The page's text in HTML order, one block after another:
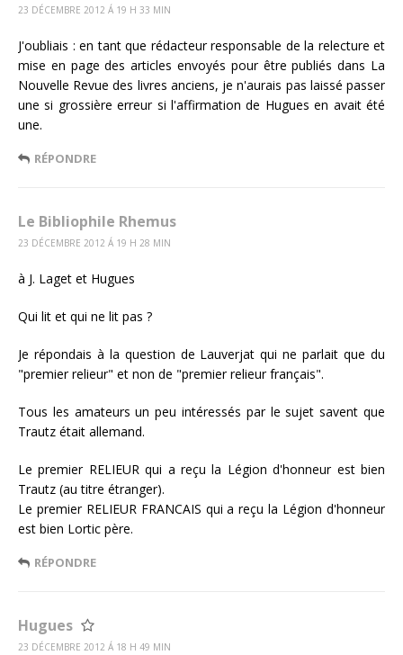
23 DÉCEMBRE 2012 Á 19 H 33 MIN
J'oubliais : en tant que rédacteur responsable de la relecture et
mise en page des articles envoyés pour être publiés dans La
Nouvelle Revue des livres anciens, je n'aurais pas laissé passer
une si grossière erreur si l'affirmation de Hugues en avait été
une.
RÉPONDRE
Le Bibliophile Rhemus
23 DÉCEMBRE 2012 Á 19 H 28 MIN
à J. Laget et Hugues
Qui lit et qui ne lit pas ?
Je répondais à la question de Lauverjat qui ne parlait que du
"premier relieur" et non de "premier relieur français".
Tous les amateurs un peu intéressés par le sujet savent que
Trautz était allemand.
Le premier RELIEUR qui a reçu la Légion d'honneur est bien
Trautz (au titre étranger).
Le premier RELIEUR FRANCAIS qui a reçu la Légion d'honneur
est bien Lortic père.
RÉPONDRE
Hugues
23 DÉCEMBRE 2012 Á 18 H 49 MIN